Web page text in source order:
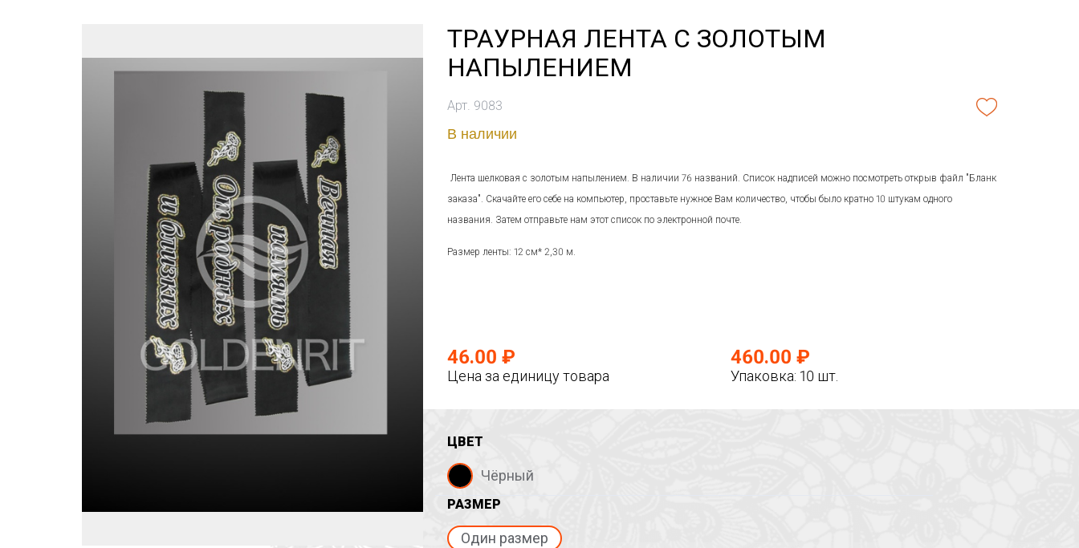
ТРАУРНАЯ ЛЕНТА С ЗОЛОТЫМ
НАПЫЛЕНИЕМ
Арт. 9083
В наличии
Лента шелковая с золотым напылением. В наличии 76 названий. Список надписей можно посмотреть открыв файл "Бланк
заказа". Скачайте его себе на компьютер, проставьте нужное Вам количество, чтобы было кратно 10 штукам одного
названия. Затем отправьте нам этот список по электронной почте.
Размер ленты: 12 см* 2,30 м.
46.00 ₽
Цена за единицу товара
460.00 ₽
Упаковка: 10 шт.
ЦВЕТ
Чёрный
РАЗМЕР
Один размер